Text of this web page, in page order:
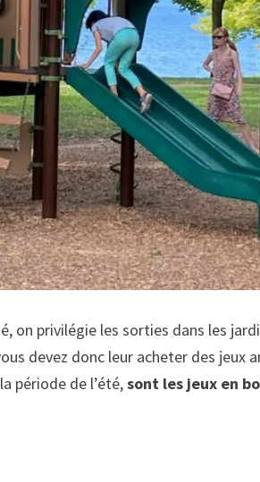
on privilégie les sorties dans les
devez donc leur acheter des jeux
période de l’été,sont les jeux en